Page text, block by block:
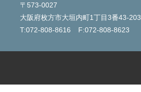
〒573-0027
大阪府枚方市大垣内町1丁目3番43-203
T:072-808-8616
F:072-808-8623